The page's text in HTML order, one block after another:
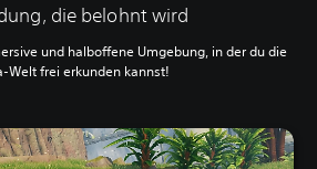
die belohnt wird
und halboffene Umgebung, in der du die
Welt frei erkunden kannst!